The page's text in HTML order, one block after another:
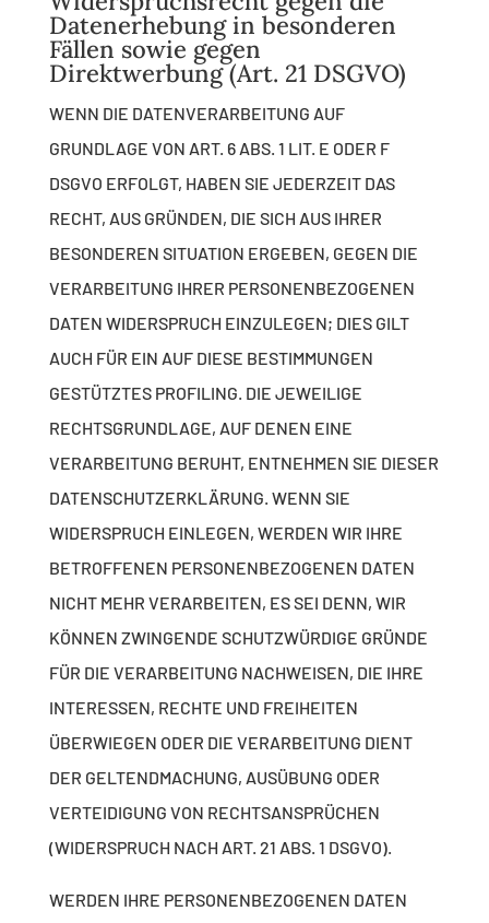
Datenerhebung in besonderen
Fällen sowie gegen
Direktwerbung (Art. 21 DSGVO)
WENN DIE DATENVERARBEITUNG AUF
GRUNDLAGE VON ART. 6 ABS. 1 LIT. E ODER F
DSGVO ERFOLGT, HABEN SIE JEDERZEIT DAS
RECHT, AUS GRÜNDEN, DIE SICH AUS IHRER
BESONDEREN SITUATION ERGEBEN, GEGEN DIE
VERARBEITUNG IHRER PERSONENBEZOGENEN
DATEN WIDERSPRUCH EINZULEGEN; DIES GILT
AUCH FÜR EIN AUF DIESE BESTIMMUNGEN
GESTÜTZTES PROFILING. DIE JEWEILIGE
RECHTSGRUNDLAGE, AUF DENEN EINE
VERARBEITUNG BERUHT, ENTNEHMEN SIE DIESER
DATENSCHUTZERKLÄRUNG. WENN SIE
WIDERSPRUCH EINLEGEN, WERDEN WIR IHRE
BETROFFENEN PERSONENBEZOGENEN DATEN
NICHT MEHR VERARBEITEN, ES SEI DENN, WIR
KÖNNEN ZWINGENDE SCHUTZWÜRDIGE GRÜNDE
FÜR DIE VERARBEITUNG NACHWEISEN, DIE IHRE
INTERESSEN, RECHTE UND FREIHEITEN
ÜBERWIEGEN ODER DIE VERARBEITUNG DIENT
DER GELTENDMACHUNG, AUSÜBUNG ODER
VERTEIDIGUNG VON RECHTSANSPRÜCHEN
(WIDERSPRUCH NACH ART. 21 ABS. 1 DSGVO).
WERDEN IHRE PERSONENBEZOGENEN DATEN